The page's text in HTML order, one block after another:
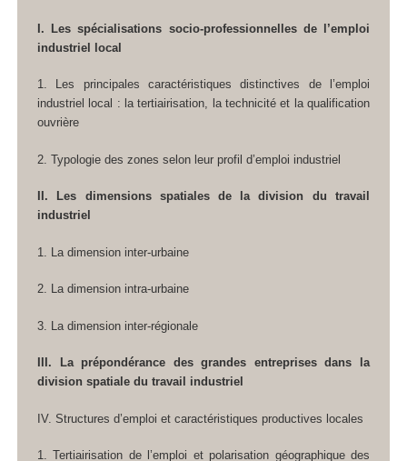
I. Les spécialisations socio-professionnelles de l’emploi
industriel local
1. Les principales caractéristiques distinctives de l’emploi
industriel local : la tertiairisation, la technicité et la qualification
ouvrière
2. Typologie des zones selon leur profil d’emploi industriel
II. Les dimensions spatiales de la division du travail
industriel
1. La dimension inter-urbaine
2. La dimension intra-urbaine
3. La dimension inter-régionale
III. La prépondérance des grandes entreprises dans la
division spatiale du travail industriel
IV. Structures d’emploi et caractéristiques productives locales
1. Tertiairisation de l’emploi et polarisation géographique des